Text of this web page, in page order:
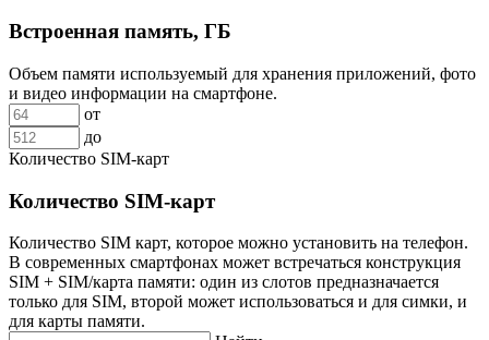
Встроенная память, ГБ
Объем памяти используемый для хранения приложений, фото
и видео информации на смартфоне.
от
до
Количество SIM-карт
Количество SIM-карт
Количество SIM карт, которое можно установить на телефон.
В современных смартфонах может встречаться конструкция
SIM + SIM/карта памяти: один из слотов предназначается
только для SIM, второй может использоваться и для симки, и
для карты памяти.